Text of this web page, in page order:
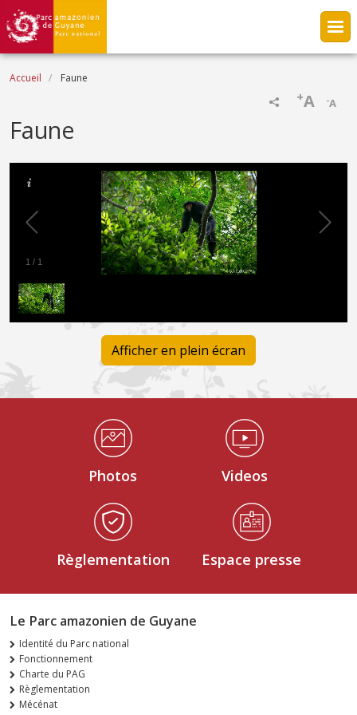
Aller au contenu principal
Fil d'Ariane
Accueil Faune
-A
+A
Faune
1 / 1
Afficher en plein écran
Médiathèque Footer
Photos Videos
Règlementation Espace presse
Le Parc amazonien de Guyane
Identité du Parc national
Fonctionnement
Charte du PAG
Règlementation
Mécénat